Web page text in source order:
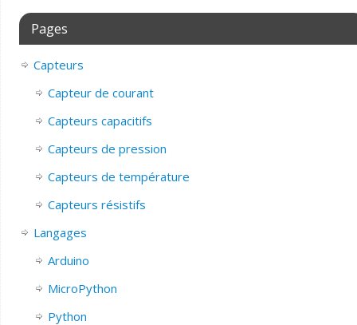
Pages
Capteurs
Capteur de courant
Capteurs capacitifs
Capteurs de pression
Capteurs de température
Capteurs résistifs
Langages
Arduino
MicroPython
Python